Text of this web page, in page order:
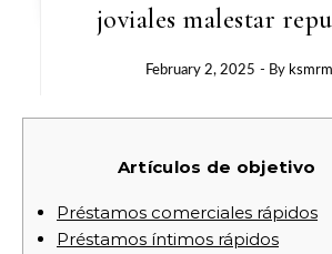
joviales malestar
February 2, 2025 - By
Artículos de objetivo
Préstamos comerciales rápidos
Préstamos íntimos rápidos